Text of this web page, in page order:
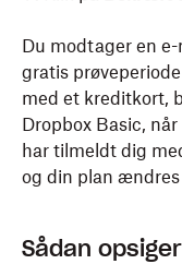
Du modtager en
gratis
med et kreditkort,
Dropbox Basic,
har tilmeldt dig
og din plan
Sådan